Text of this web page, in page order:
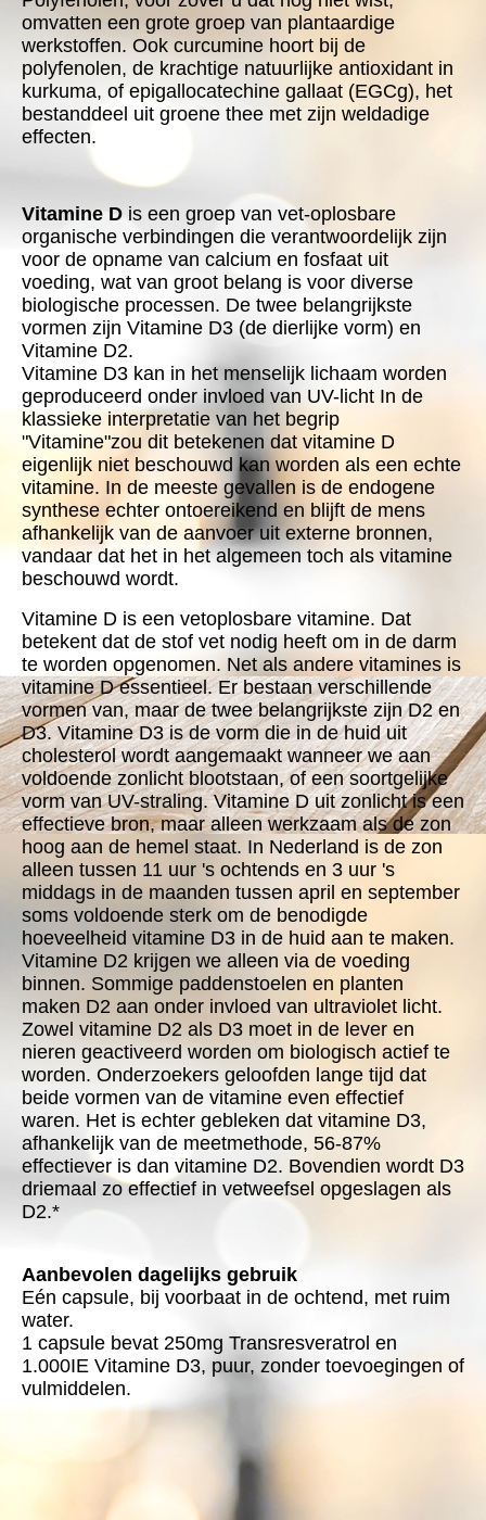
omvatten een grote groep van plantaardige
werkstoffen. Ook curcumine hoort bij de
polyfenolen, de krachtige natuurlijke antioxidant in
kurkuma, of epigallocatechine gallaat (EGCg), het
bestanddeel uit groene thee met zijn weldadige
effecten.
Vitamine D is een groep van vet-oplosbare
organische verbindingen die verantwoordelijk zijn
voor de opname van calcium en fosfaat uit
voeding, wat van groot belang is voor diverse
biologische processen. De twee belangrijkste
vormen zijn Vitamine D3 (de dierlijke vorm) en
Vitamine D2.
Vitamine D3 kan in het menselijk lichaam worden
geproduceerd onder invloed van UV-licht In de
klassieke interpretatie van het begrip
"Vitamine"zou dit betekenen dat vitamine D
eigenlijk niet beschouwd kan worden als een echte
vitamine. In de meeste gevallen is de endogene
synthese echter ontoereikend en blijft de mens
afhankelijk van de aanvoer uit externe bronnen,
vandaar dat het in het algemeen toch als vitamine
beschouwd wordt.
Vitamine D is een vetoplosbare vitamine. Dat
betekent dat de stof vet nodig heeft om in de darm
te worden opgenomen. Net als andere vitamines is
vitamine D essentieel. Er bestaan verschillende
vormen van, maar de twee belangrijkste zijn D2 en
D3. Vitamine D3 is de vorm die in de huid uit
cholesterol wordt aangemaakt wanneer we aan
voldoende zonlicht blootstaan, of een soortgelijke
vorm van UV-straling. Vitamine D uit zonlicht is een
effectieve bron, maar alleen werkzaam als de zon
hoog aan de hemel staat. In Nederland is de zon
alleen tussen 11 uur 's ochtends en 3 uur 's
middags in de maanden tussen april en september
soms voldoende sterk om de benodigde
hoeveelheid vitamine D3 in de huid aan te maken.
Vitamine D2 krijgen we alleen via de voeding
binnen. Sommige paddenstoelen en planten
maken D2 aan onder invloed van ultraviolet licht.
Zowel vitamine D2 als D3 moet in de lever en
nieren geactiveerd worden om biologisch actief te
worden. Onderzoekers geloofden lange tijd dat
beide vormen van de vitamine even effectief
waren. Het is echter gebleken dat vitamine D3,
afhankelijk van de meetmethode, 56-87%
effectiever is dan vitamine D2. Bovendien wordt D3
driemaal zo effectief in vetweefsel opgeslagen als
D2.*
Aanbevolen dagelijks gebruik
Eén capsule, bij voorbaat in de ochtend, met ruim
water.
1 capsule bevat 250mg Transresveratrol en
1.000IE Vitamine D3, puur, zonder toevoegingen of
vulmiddelen.